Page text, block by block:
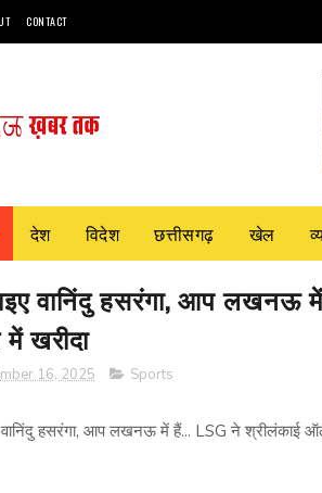
CONTACT
देश विदेश छत्तीसगढ़ खेल
वानिंदु हसरंगा, आप लखनऊ
खरीदा
16, 2025 Sports
हसरंगा, आप लखनऊ में हैं... LSG ने श्रीलंकाई